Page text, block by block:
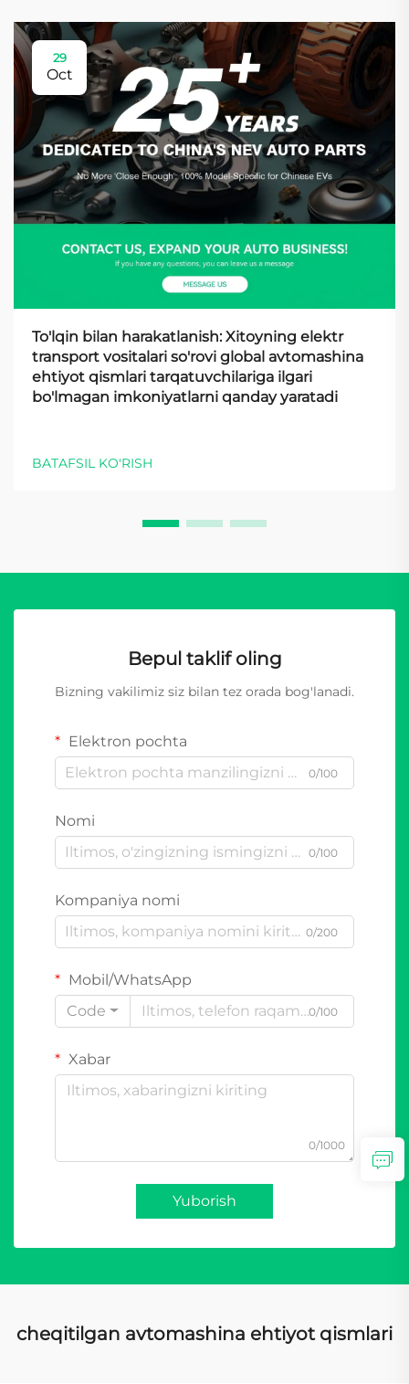
29
Oct
To'lqin bilan harakatlanish: Xitoyning elektr
transport vositalari so'rovi global avtomashina
ehtiyot qismlari tarqatuvchilariga ilgari
bo'lmagan imkoniyatlarni qanday yaratadi
BATAFSIL KO'RISH
Bepul taklif oling
Bizning vakilimiz siz bilan tez orada bog'lanadi.
Elektron pochta
0/100
Nomi
0/100
Kompaniya nomi
0/200
Mobil/WhatsApp
Code
0/100
Xabar
0/1000
Yuborish
cheqitilgan avtomashina ehtiyot qismlari